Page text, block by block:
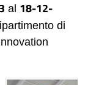
al 18-12-
di